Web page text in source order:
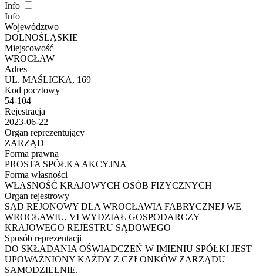
Info
Info
Województwo
DOLNOŚLĄSKIE
Miejscowość
WROCŁAW
Adres
UL. MAŚLICKA, 169
Kod pocztowy
54-104
Rejestracja
2023-06-22
Organ reprezentujący
ZARZĄD
Forma prawna
PROSTA SPÓŁKA AKCYJNA
Forma własności
WŁASNOŚĆ KRAJOWYCH OSÓB FIZYCZNYCH
Organ rejestrowy
SĄD REJONOWY DLA WROCŁAWIA FABRYCZNEJ WE
WROCŁAWIU, VI WYDZIAŁ GOSPODARCZY
KRAJOWEGO REJESTRU SĄDOWEGO
Sposób reprezentacji
DO SKŁADANIA OŚWIADCZEŃ W IMIENIU SPÓŁKI JEST
UPOWAŻNIONY KAŻDY Z CZŁONKÓW ZARZĄDU
SAMODZIELNIE.